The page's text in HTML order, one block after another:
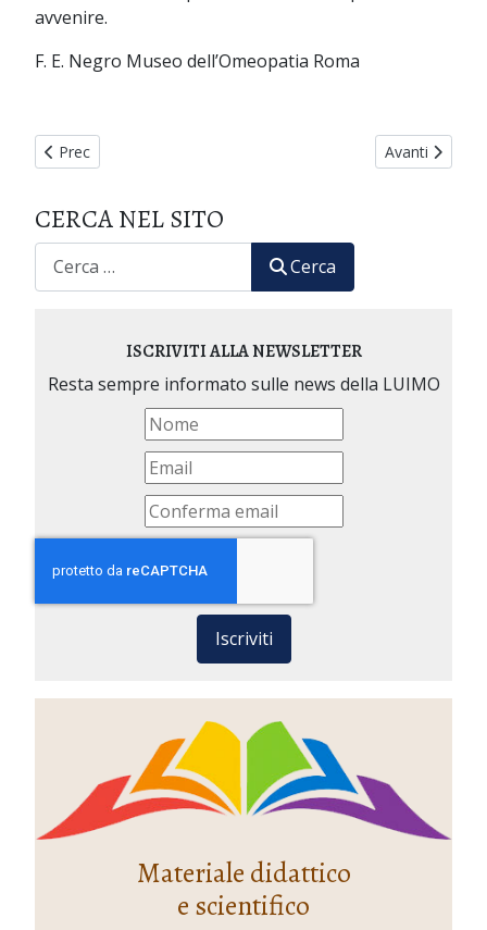
avvenire.
F. E. Negro Museo dell’Omeopatia Roma
Articolo precedente: Editoriale - Pelle e apparato tegumentario
Prec Articolo
Avanti
CERCA NEL SITO
CERCA
Cerca
ISCRIVITI ALLA NEWSLETTER
Resta sempre informato sulle news della LUIMO
Iscriviti
Materiale didattico
e scientifico